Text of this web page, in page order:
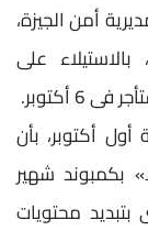
أمن الجيزة،
على
أكتوبر.
أكتوبر، بأن
بكمبوند شهير
محتويات